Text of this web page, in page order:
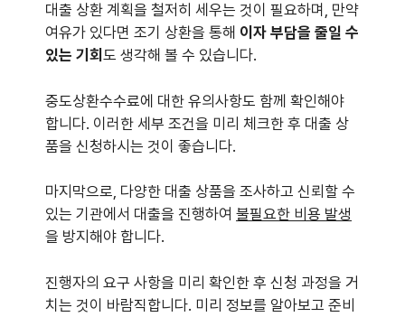
대출 상환 계획을 철저히 세우는 것이 필요하며, 만약
여유가 있다면 조기 상환을 통해 이자 부담을 줄일 수
있는 기회 도 생각해 볼 수 있습니다.
중도상환수수료에 대한 유의사항도 함께 확인해야
합니다. 이러한 세부 조건을 미리 체크한 후 대출 상
품을 신청하시는 것이 좋습니다.
마지막으로, 다양한 대출 상품을 조사하고 신뢰할 수
있는 기관에서 대출을 진행하여 불필요한 비용 발생
을 방지해야 합니다.
진행자의 요구 사항을 미리 확인한 후 신청 과정을 거
치는 것이 바람직합니다. 미리 정보를 알아보고 준비